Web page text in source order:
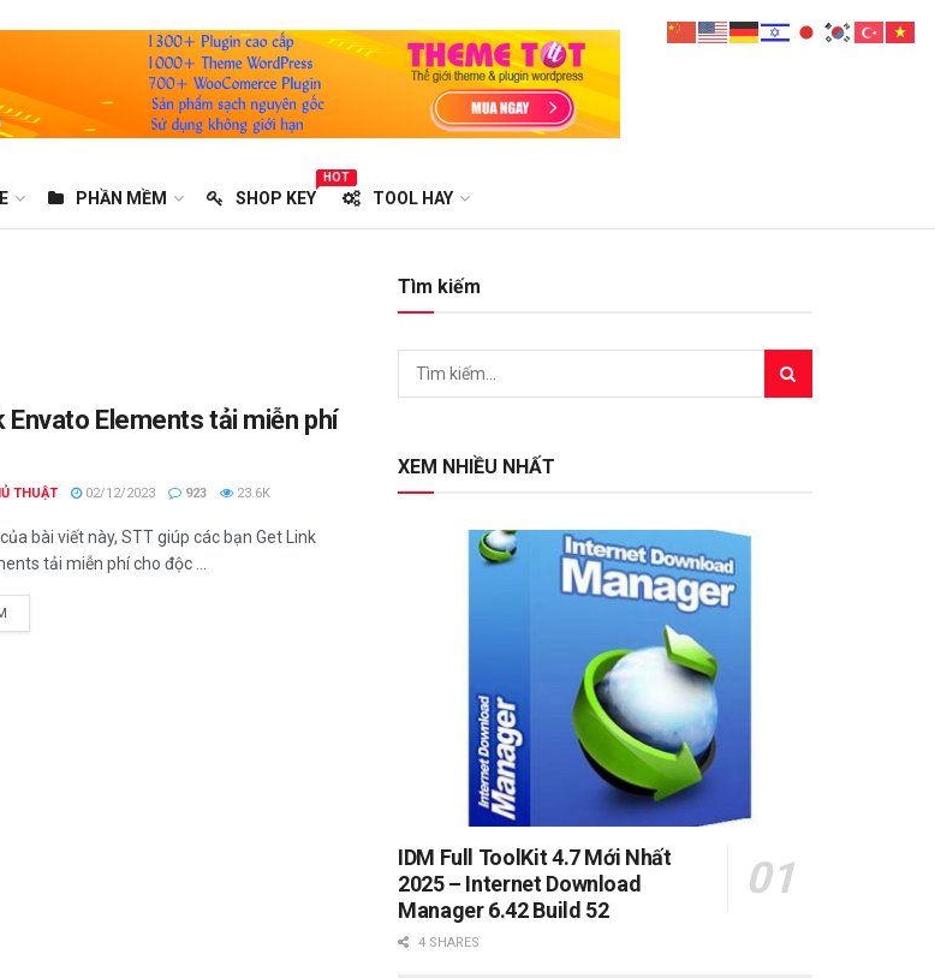
PHẦN MỀM SHOP KEY
HOT
TOOL HAY
Envato Elements tải miễn phí
THUẬT 02/12/2023 923 23.6K
bài viết này, STT giúp các bạn Get Link
tải miễn phí cho độc ...
Tìm kiếm
XEM NHIỀU NHẤT
IDM Full ToolKit 4.7 Mới Nhất
2025 – Internet Download
Manager 6.42 Build 52
4 SHARES